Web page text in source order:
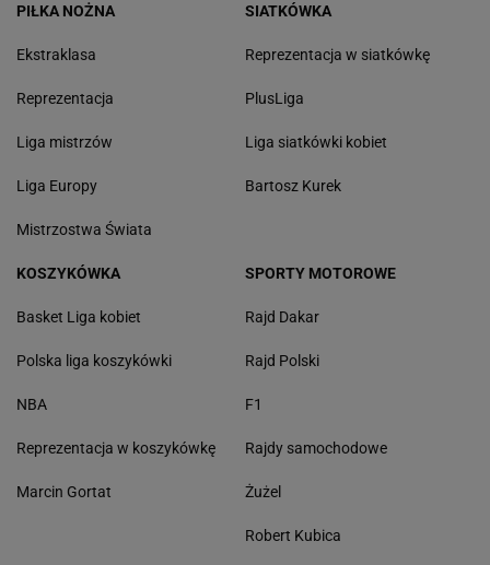
PIŁKA NOŻNA
Ekstraklasa
Reprezentacja
Liga mistrzów
Liga Europy
Mistrzostwa Świata
SIATKÓWKA
Reprezentacja w siatkówkę
PlusLiga
Liga siatkówki kobiet
Bartosz Kurek
KOSZYKÓWKA
Basket Liga kobiet
Polska liga koszykówki
NBA
Reprezentacja w koszykówkę
Marcin Gortat
SPORTY MOTOROWE
Rajd Dakar
Rajd Polski
F1
Rajdy samochodowe
Żużel
Robert Kubica